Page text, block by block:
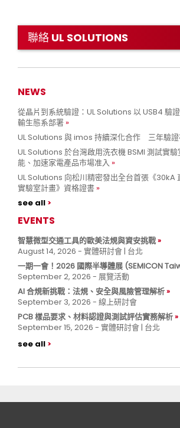
聯絡 UL SOLUTIONS
NEWS
從晶片到系統驗證：UL Solutions 以 USB4 驗
輸生態系部署
UL Solutions 與 imos 持續深化合作 三年驗證
UL Solutions 於台灣啟用洗衣機 BSMI 測試實
能、加速家電產品市場准入
UL Solutions 向松川精密發出全台首張《30kA
實驗室計畫》資格證書
see all
EVENTS
智慧微型交通工具的歐美法規與資安挑戰
August 14, 2026 - 實體研討會 | 台北
一期一會！2026 國際半導體展 (SEMICON
September 2, 2026 - 展覽活動
AI 合規新挑戰：法規、安全與風險管理解析
September 3, 2026 - 線上研討會
PCB 樣品要求、材料認證與測試評估實務解析
September 15, 2026 - 實體研討會 | 台北
see all